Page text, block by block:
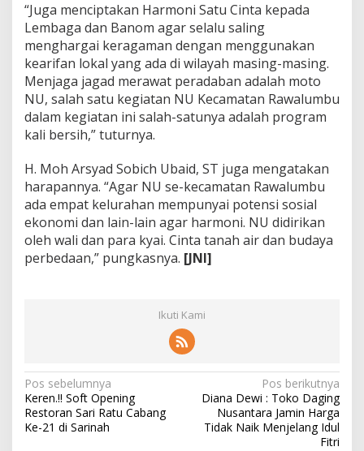
“Juga menciptakan Harmoni Satu Cinta kepada
Lembaga dan Banom agar selalu saling
menghargai keragaman dengan menggunakan
kearifan lokal yang ada di wilayah masing-masing.
Menjaga jagad merawat peradaban adalah moto
NU, salah satu kegiatan NU Kecamatan Rawalumbu
dalam kegiatan ini salah-satunya adalah program
kali bersih,” tuturnya.
H. Moh Arsyad Sobich Ubaid, ST juga mengatakan
harapannya. “Agar NU se-kecamatan Rawalumbu
ada empat kelurahan mempunyai potensi sosial
ekonomi dan lain-lain agar harmoni. NU didirikan
oleh wali dan para kyai. Cinta tanah air dan budaya
perbedaan,” pungkasnya. [JNI]
Ikuti Kami
N
a
v
Pos sebelumnya
Keren.!! Soft Opening
Restoran Sari Ratu Cabang
Ke-21 di Sarinah
Pos berikutnya
Diana Dewi : Toko Daging
Nusantara Jamin Harga
Tidak Naik Menjelang Idul
Fitri